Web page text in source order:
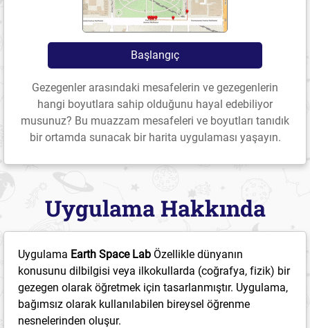
Başlangıç
Gezegenler arasındaki mesafelerin ve gezegenlerin
hangi boyutlara sahip olduğunu hayal edebiliyor
musunuz? Bu muazzam mesafeleri ve boyutları tanıdık
bir ortamda sunacak bir harita uygulaması yaşayın.
Uygulama Hakkında
Uygulama Earth Space Lab Özellikle dünyanın
konusunu dilbilgisi veya ilkokullarda (coğrafya, fizik) bir
gezegen olarak öğretmek için tasarlanmıştır. Uygulama,
bağımsız olarak kullanılabilen bireysel öğrenme
nesnelerinden oluşur.